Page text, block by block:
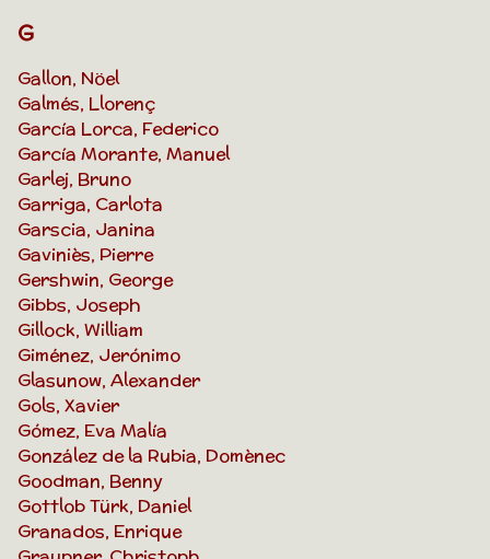
G
Gallon, Nöel
Galmés, Llorenç
García Lorca, Federico
García Morante, Manuel
Garlej, Bruno
Garriga, Carlota
Garscia, Janina
Gaviniès, Pierre
Gershwin, George
Gibbs, Joseph
Gillock, William
Giménez, Jerónimo
Glasunow, Alexander
Gols, Xavier
Gómez, Eva Malía
González de la Rubia, Domènec
Goodman, Benny
Gottlob Türk, Daniel
Granados, Enrique